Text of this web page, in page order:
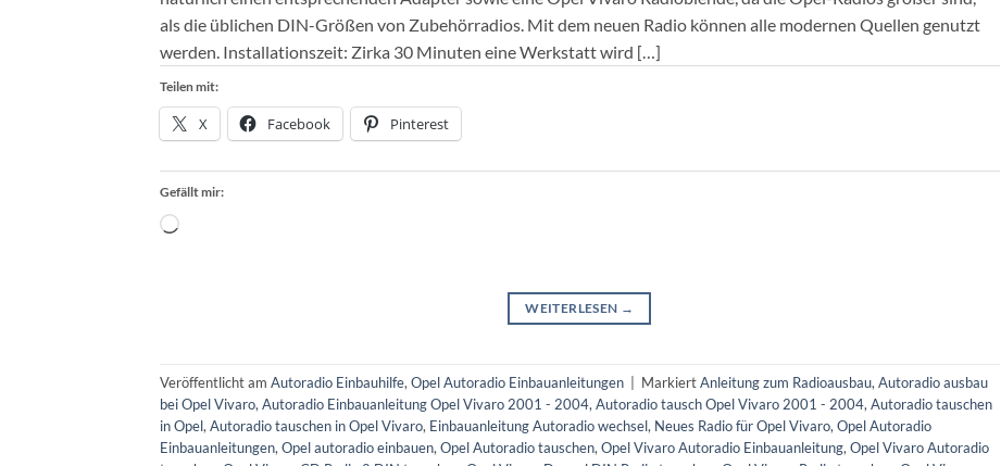
als die üblichen DIN-Größen von Zubehörradios. Mit dem neuen Radio können alle modernen Quellen genutzt
werden. Installationszeit: Zirka 30 Minuten eine Werkstatt wird […]
Teilen mit:
X Facebook Pinterest
Gefällt mir:
Wird
WEITERLESEN →
Veröffentlicht am Autoradio Einbauhilfe,Opel Autoradio Einbauanleitungen MarkiertAnleitung zum Radioausbau,Autoradio ausbau
bei Opel Vivaro,Autoradio Einbauanleitung Opel Vivaro 2001 - 2004,Autoradio tausch Opel Vivaro 2001 - 2004,Autoradio tauschen
in Opel,Autoradio tauschen in Opel Vivaro, Einbauanleitung Autoradio wechsel, Neues Radio für Opel Vivaro,Opel Autoradio
Einbauanleitungen,Opel autoradio einbauen,Opel Autoradio tauschen,Opel Vivaro Autoradio Einbauanleitung,Opel Vivaro Autoradio